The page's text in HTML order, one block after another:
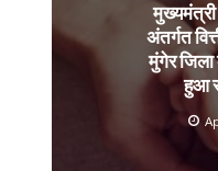
अंतर्गत
मुंगेर
हुआ